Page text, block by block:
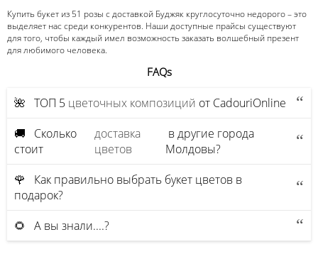
Купить букет из 51 розы с доставкой Буджяк круглосуточно недорого – это
выделяет нас среди конкурентов. Наши доступные прайсы существуют
для того, чтобы каждый имел возможность заказать волшебный презент
для любимого человека.
FAQs
🌺 ТОП 5 цветочных композиций от CadouriOnline
🚚 Сколько
стоит
доставка
цветов
в другие города
Молдовы?
🌹 Как правильно выбрать букет цветов в
подарок?
🌻 А вы знали....?